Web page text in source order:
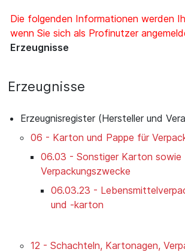
Die folgenden Informationen werden
wenn Sie sich als Profinutzer
Erzeugnisse
Erzeugnisse
Erzeugnisregister (Hersteller und
06 - Karton und Pappe für
06.03 - Sonstiger Karton sowie
Verpackungszwecke
06.03.23 -
und -karton
12 - Schachteln, Kartonagen,